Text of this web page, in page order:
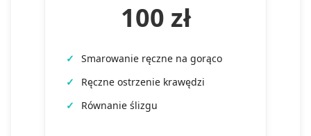
100 zł
✓
Smarowanie ręczne na gorąco
✓
Ręczne ostrzenie krawędzi
✓
Równanie ślizgu